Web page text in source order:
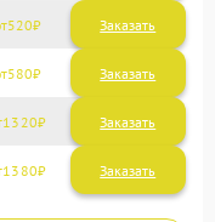
520
580
1320
1380